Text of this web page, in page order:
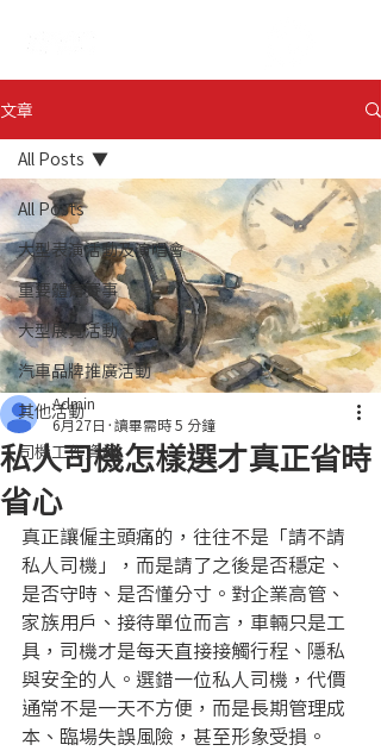
文章
All Posts
大型表演活動及演唱會
重要體育賽事
大型展覽活動
汽車品牌推廣活動
其他活動
司機工作資訊
All Posts
私人司機怎樣選才真正省時
省心
Admin
6月27日 讀畢需時 5 分鐘
真正讓僱主頭痛的，往往不是「請不請
私人司機」，而是請了之後是否穩定、
是否守時、是否懂分寸。對企業高管、
家族用戶、接待單位而言，車輛只是工
具，司機才是每天直接接觸行程、隱私
與安全的人。選錯一位私人司機，代價
通常不是一天不方便，而是長期管理成
本、臨場失誤風險，甚至形象受損。